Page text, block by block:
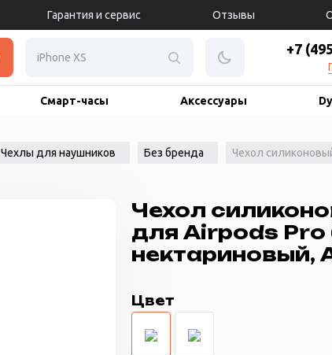
Гарантия и сервис Отзывы
+7
Смарт-часы Аксессуары
Чехлы для наушников Без бренда Чехол
Чехол
для Airpods Pro
нектариновый,
Цвет